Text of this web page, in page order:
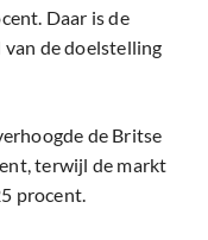
Daar is de
de doelstelling
de Britse
terwijl de markt
procent.